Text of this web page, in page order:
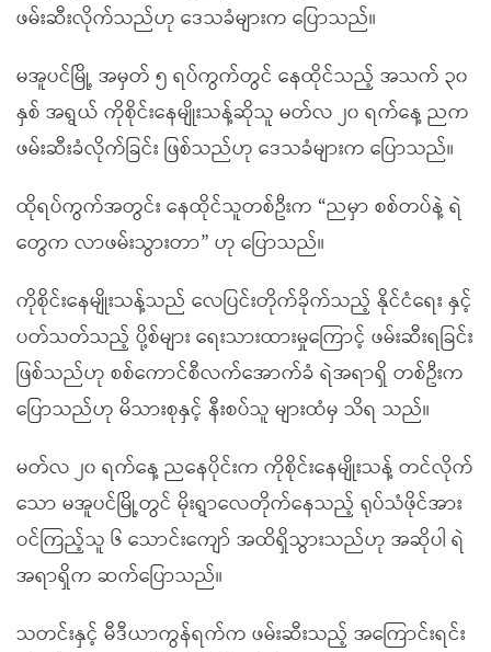
ဖမ်းဆီးလိုက်သည်ဟု ဒေသခံများက ပြောသည်။
မအူပင်မြို့ အမှတ် ၅ ရပ်ကွက်တွင် နေထိုင်သည့် အသက် ၃၀
နှစ် အရွယ် ကိုစိုင်းနေမျိုးသန့်ဆိုသူ မတ်လ ၂၀ ရက်နေ့ ညက
ဖမ်းဆီးခံလိုက်ခြင်း ဖြစ်သည်ဟု ဒေသခံများက ပြောသည်။
ထိုရပ်ကွက်အတွင်း နေထိုင်သူတစ်ဦးက “ညမှာ စစ်တပ်နဲ့ ရဲ
တွေက လာဖမ်းသွားတာ” ဟု ပြောသည်။
ကိုစိုင်းနေမျိုးသန့်သည် လေပြင်းတိုက်ခိုက်သည့် နိုင်ငံရေး နှင့်
ပတ်သတ်သည့် ပို့စ်များ ရေးသားထားမှုကြောင့် ဖမ်းဆီးရခြင်း
ဖြစ်သည်ဟု စစ်ကောင်စီလက်အောက်ခံ ရဲအရာရှိ တစ်ဦးက
ပြောသည်ဟု မိသားစုနှင့် နီးစပ်သူ များထံမှ သိရ သည်။
မတ်လ ၂၀ ရက်နေ့ ညနေပိုင်းက ကိုစိုင်းနေမျိုးသန့် တင်လိုက်
သော မအူပင်မြို့တွင် မိုးရွာလေတိုက်နေသည့် ရုပ်သံဖိုင်အား
ဝင်ကြည့်သူ ၆ သောင်းကျော် အထိရှိသွားသည်ဟု အဆိုပါ ရဲ
အရာရှိက ဆက်ပြောသည်။
သတင်းနှင့် မီဒီယာကွန်ရက်က ဖမ်းဆီးသည့် အကြောင်းရင်း